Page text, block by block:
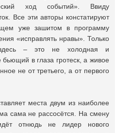
ход событий». Ввиду
Все эти авторы констатируют
уже зашитом в программу
«исправлять нравы». Только
здесь – это не холодная и
в глаза гротеск, а живое
не от третьего, а от первого
места двум из наиболее
сама не рассосётся. На смену
отнюдь не лидер нового